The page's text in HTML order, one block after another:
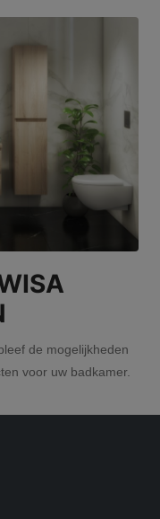
de mogelijkheden
voor uw badkamer.